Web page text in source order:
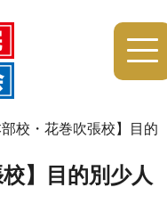
部校・花巻吹張校】目的
】目的別少人